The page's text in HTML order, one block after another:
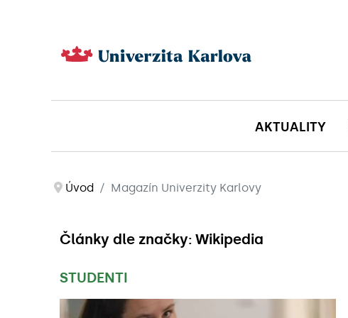
AKTUALITY
Úvod Magazín Univerzity Karlovy
Články dle značky: Wikipedia
STUDENTI